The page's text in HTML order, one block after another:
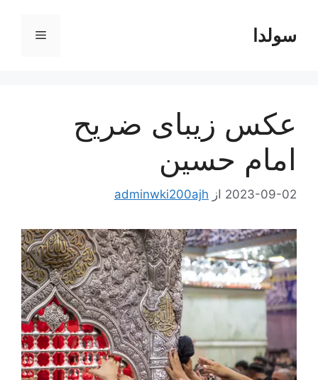
محتواسولدا فهرست
عکس زیبای ضریح
امام حسین
2023-09-02 از adminwki200ajh